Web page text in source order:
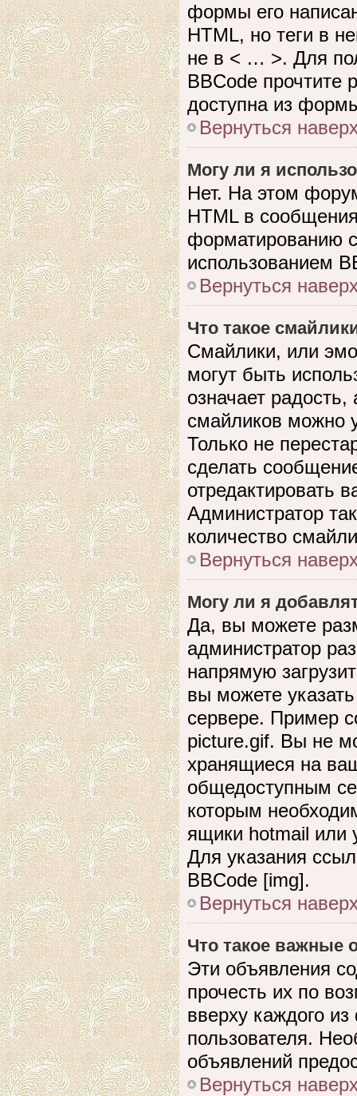
формы его
HTML, но теги в
не в < … >. Для
BBCode прочтите
доступна из
Вернуться
Могу ли я
Нет. На этом
HTML в
форматированию
использованием
Вернуться
Что такое
Смайлики, или
могут быть
означает
смайликов можно
Только не
сделать
отредактировать
Администратор
количество
Вернуться
Могу ли я
Да, вы можете
администратор
напрямую
вы можете
сервере. Пример
picture.gif. Вы не
хранящиеся на
общедоступным
которым
ящики hotmail или
Для указания
BBCode [img].
Вернуться
Что такое важные
Эти объявления
прочесть их по
вверху каждого
пользователя.
объявлений
Вернуться